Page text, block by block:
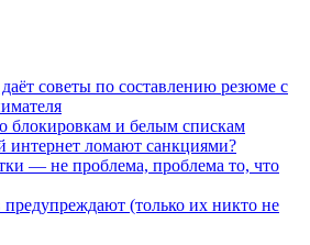
советы по составлению резюме с
блокировкам и белым спискам
интернет ломают санкциями?
— не проблема, проблема то, что
(только их никто не